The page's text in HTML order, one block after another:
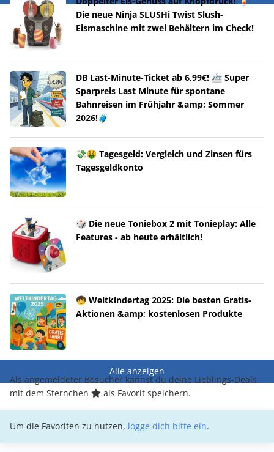
Die neue Ninja SLUSHi Twist Slush-
Eismaschine mit zwei Behältern im Check!
DB Last-Minute-Ticket ab 6,99€! 🚈 Super
Sparpreis Last Minute für spontane
Bahnreisen im Frühjahr &amp; Sommer
2026!🧳
💸🤑 Tagesgeld: Vergleich und Zinsen fürs
Tagesgeldkonto
🎲 Die neue Toniebox 2 mit Tonieplay: Alle
Features - ab heute erhältlich!
🧒 Weltkindertag 2025: Die besten Gratis-
Aktionen &amp; kostenlosen Produkte
Alle anzeigen
Als angemeldeter Besucher kannst du deine Lieblings-Deals
mit dem Sternchen
als Favorit speichern.
Um die Favoriten zu nutzen, logge dich bitte ein.